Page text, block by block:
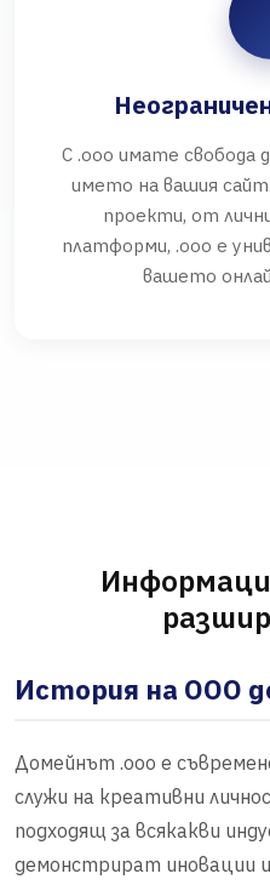
С .ooo имате свобода
името на вашия
проекти, от
платформи, .ooo е
вашето
История на OOO
Домейнът .ooo е
служи на креативни
подходящ за всякакви
демонстрират иновации